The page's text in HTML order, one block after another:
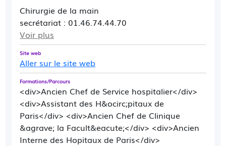
Chirurgie de la main
secrétariat : 01.46.74.44.70
Voir plus
Site web
Aller sur le site web
Formations/Parcours
<div>Ancien Chef de Service hospitalier</div>
<div>Assistant des H&ocirc;pitaux de
Paris</div> <div>Ancien Chef de Clinique
&agrave; la Facult&eacute;</div> <div>Ancien
Interne des Hopitaux de Paris</div>